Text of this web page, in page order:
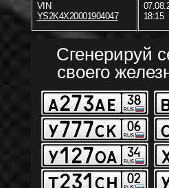
VIN
YS2K4X20001904047
18:15
Сгенерируй
своего